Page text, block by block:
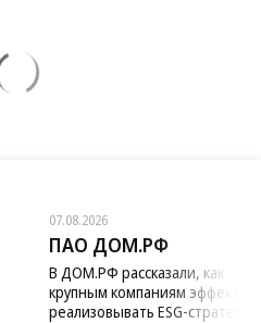
07.08.2026
ПАО ДОМ.РФ
В ДОМ.РФ рассказали, как
крупным компаниям
реализовывать ESG-стратегию